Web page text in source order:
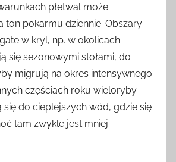
płetwal może
ton pokarmu dziennie. Obszary
w kryl, np. w okolicach
się sezonowymi stołami, do
migrują na okres intensywnego
częściach roku wieloryby
się do cieplejszych wód, gdzie się
tam zwykle jest mniej